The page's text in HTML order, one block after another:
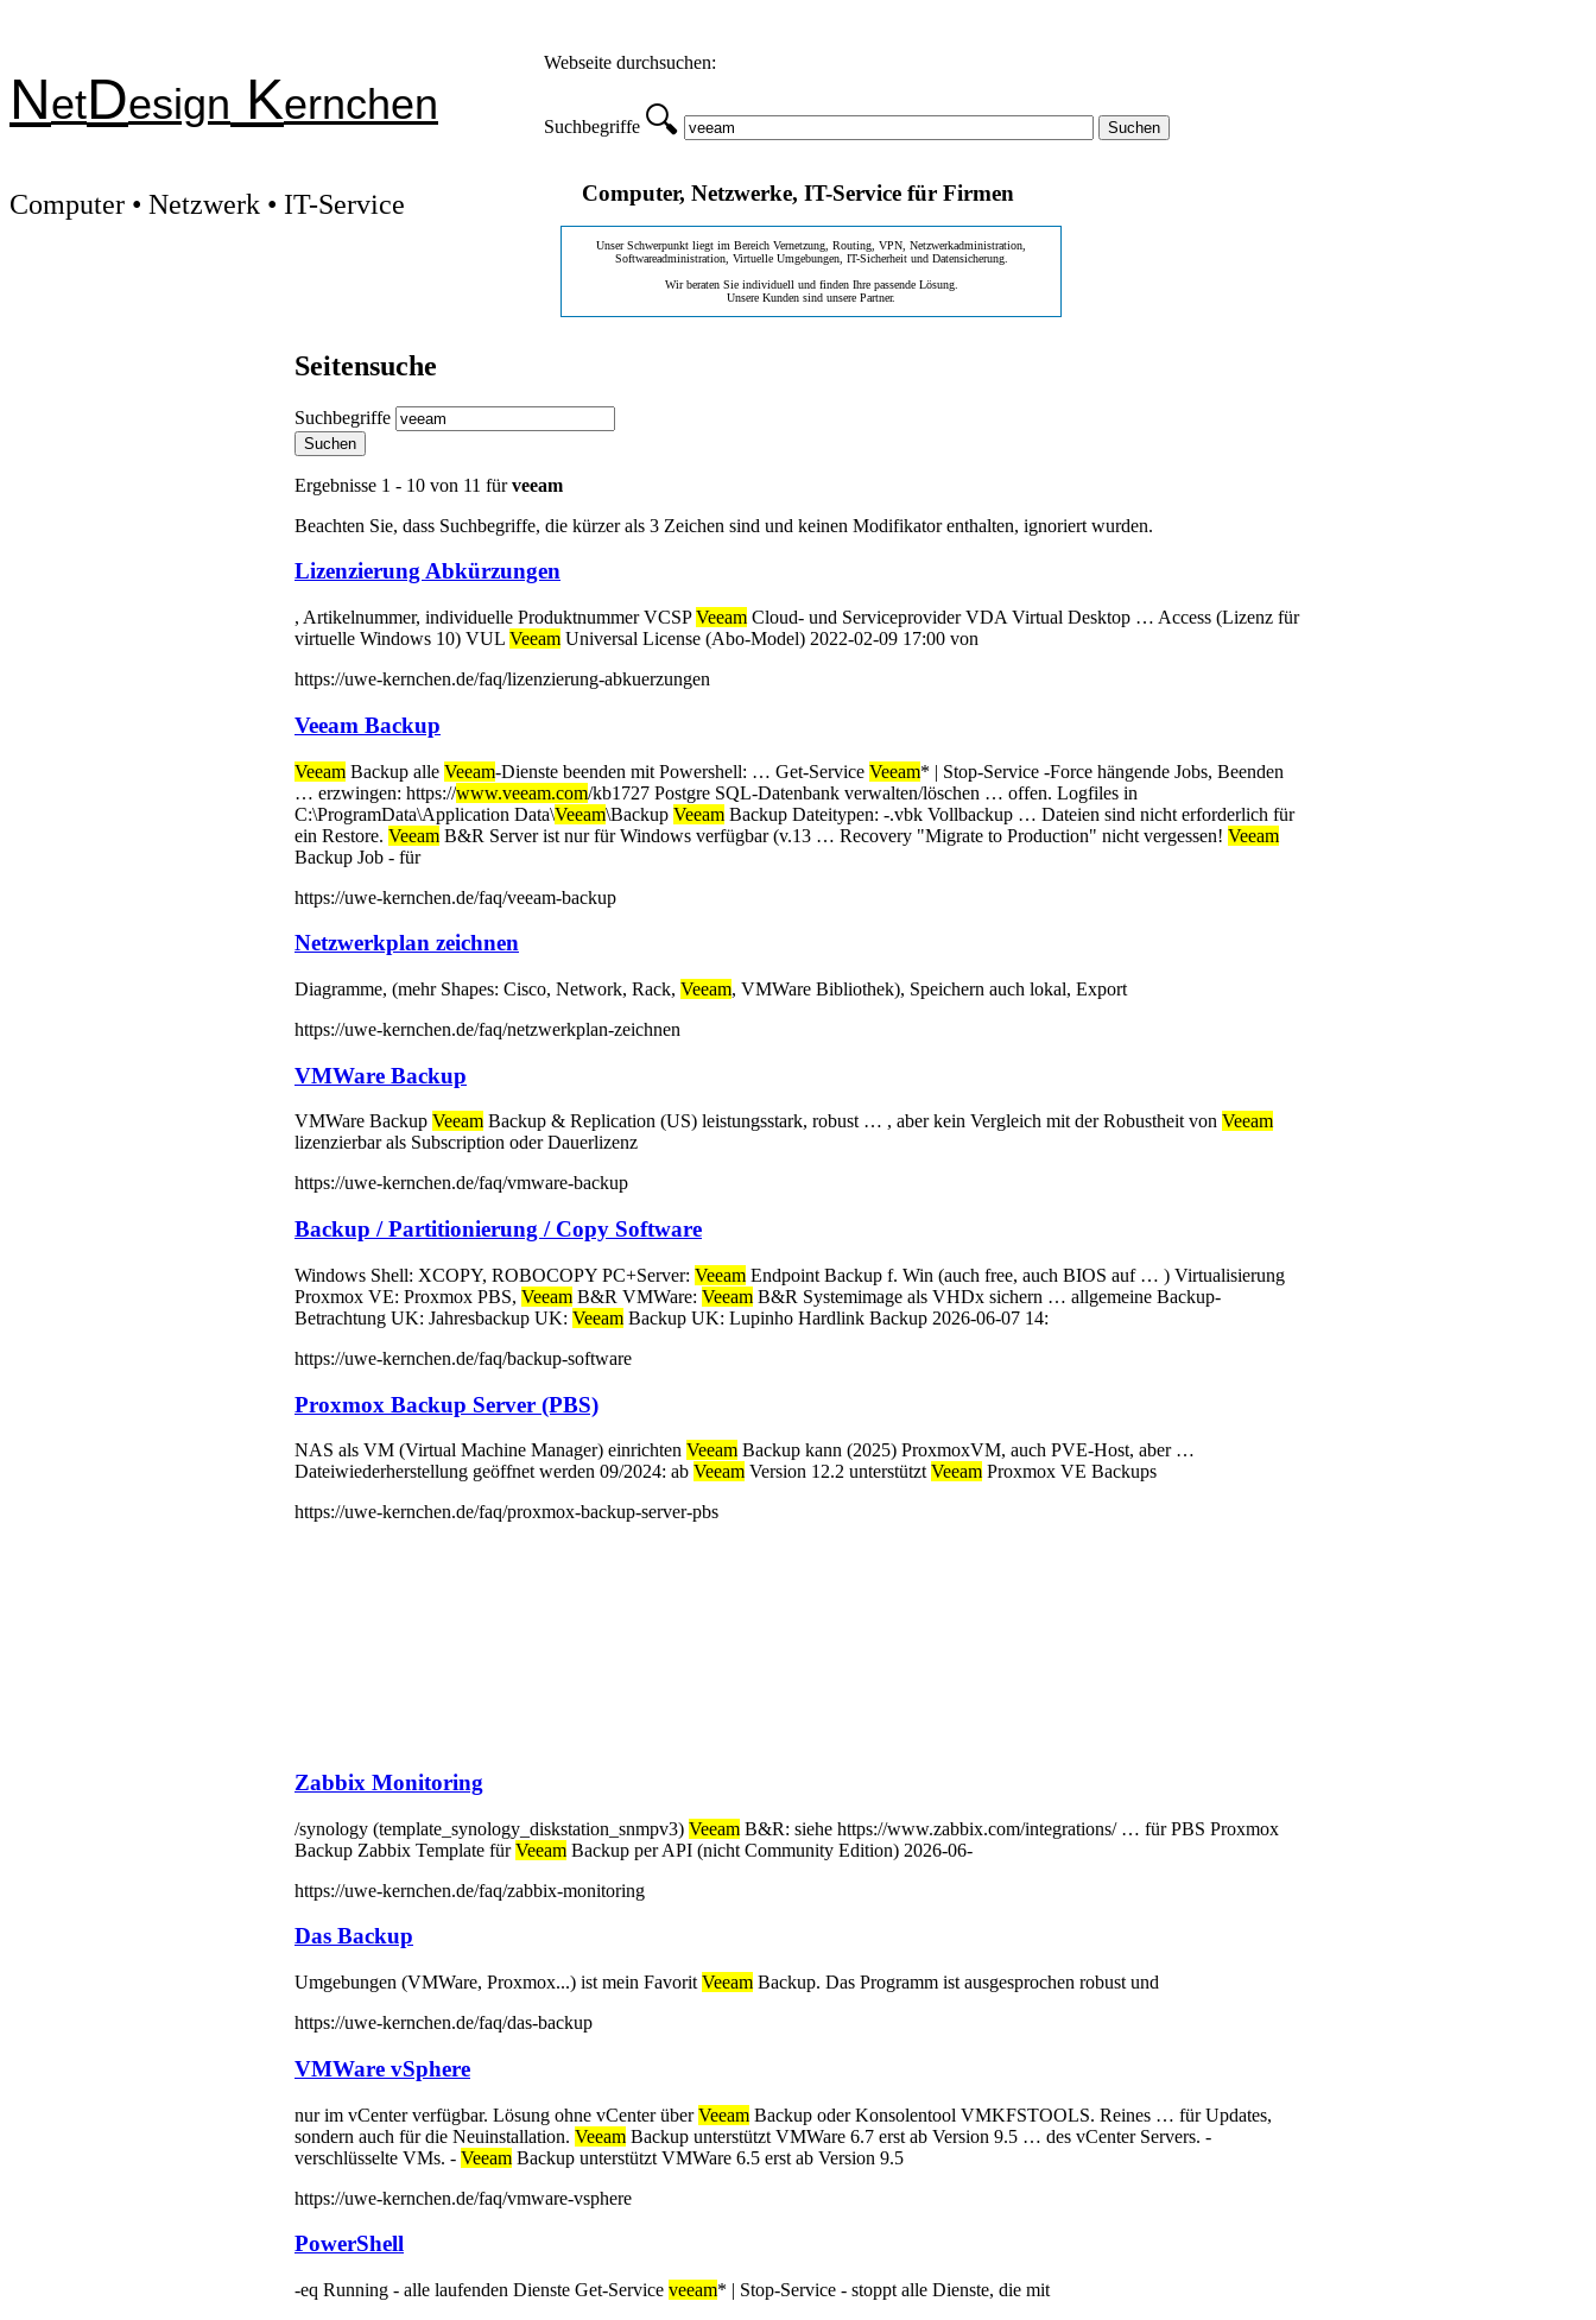
NetDesign Kernchen
Computer • Netzwerk • IT-Service
Webseite durchsuchen:
Suchbegriffe 🔍 Suchen
Computer, Netzwerke, IT-Service für Firmen
Unser Schwerpunkt liegt im Bereich Vernetzung, Routing, VPN, Netzwerkadministration,
Softwareadministration, Virtuelle Umgebungen, IT-Sicherheit und Datensicherung.
Wir beraten Sie individuell und finden Ihre passende Lösung.
Unsere Kunden sind unsere Partner.
Seitensuche
Suchbegriffe
Suchen
Ergebnisse 1 - 10 von 11 fürveeam
Beachten Sie, dass Suchbegriffe, die kürzer als 3 Zeichen sind und keinen Modifikator enthalten, ignoriert wurden.
Lizenzierung Abkürzungen
, Artikelnummer, individuelle Produktnummer VCSPVeeam Cloud- und Serviceprovider VDA Virtual Desktop … Access (Lizenz für
virtuelle Windows 10) VUL Veeam Universal License (Abo-Model) 2022-02-09 17:00 von
https://uwe-kernchen.de/faq/lizenzierung-abkuerzungen
Veeam Backup
Veeam Backup alle Veeam-Dienste beenden mit Powershell: … Get-Service Veeam* | Stop-Service -Force hängende Jobs, Beenden
… erzwingen: https://www.veeam.com/kb1727 Postgre SQL-Datenbank verwalten/löschen … offen. Logfiles in
C:\ProgramData\Application Data\Veeam\Backup Veeam Backup Dateitypen: -.vbk Vollbackup … Dateien sind nicht erforderlich für
ein Restore. Veeam B&R Server ist nur für Windows verfügbar (v.13 … Recovery "Migrate to Production" nicht vergessen! Veeam
Backup Job - für
https://uwe-kernchen.de/faq/veeam-backup
Netzwerkplan zeichnen
Diagramme, (mehr Shapes: Cisco, Network, Rack, Veeam, VMWare Bibliothek), Speichern auch lokal, Export
https://uwe-kernchen.de/faq/netzwerkplan-zeichnen
VMWare Backup
VMWare Backup Veeam Backup & Replication (US) leistungsstark, robust … , aber kein Vergleich mit der Robustheit von Veeam
lizenzierbar als Subscription oder Dauerlizenz
https://uwe-kernchen.de/faq/vmware-backup
Backup / Partitionierung / Copy Software
Windows Shell: XCOPY, ROBOCOPY PC+Server: Veeam Endpoint Backup f. Win (auch free, auch BIOS auf … ) Virtualisierung
Proxmox VE: Proxmox PBS, Veeam B&R VMWare: Veeam B&R Systemimage als VHDx sichern … allgemeine Backup-
Betrachtung UK: Jahresbackup UK: Veeam Backup UK: Lupinho Hardlink Backup 2026-06-07 14:
https://uwe-kernchen.de/faq/backup-software
Proxmox Backup Server (PBS)
NAS als VM (Virtual Machine Manager) einrichten Veeam Backup kann (2025) ProxmoxVM, auch PVE-Host, aber …
Dateiwiederherstellung geöffnet werden 09/2024: ab Veeam Version 12.2 unterstützt Veeam Proxmox VE Backups
https://uwe-kernchen.de/faq/proxmox-backup-server-pbs
Umgebungen (VMWare, Proxmox...) ist mein Favorit
https://uwe-kernchen.de/faq/das-backup
VMWare vSphere
nur im vCenter verfügbar. Lösung ohne vCenter über
sondern auch für die Neuinstallation.
verschlüsselte VMs. -
Veeam
Backup unterstützt VMWare 6.5 erst ab Version 9.5
https://uwe-kernchen.de/faq/vmware-vsphere
PowerShell
-eq Running - alle laufenden Dienste Get-Serviceveeam* | Stop-Service - stoppt alle Dienste, die mit
https://uwe-kernchen.de/faq/powershell
2